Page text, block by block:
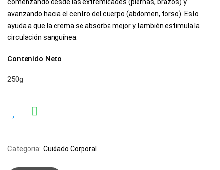
comenzando desde las extremidades (piernas, brazos) y
avanzando hacia el centro del cuerpo (abdomen, torso). Esto
ayuda a que la crema se absorba mejor y también estimula la
circulación sanguínea.
Contenido Neto
250g
Categoria: Cuidado Corporal